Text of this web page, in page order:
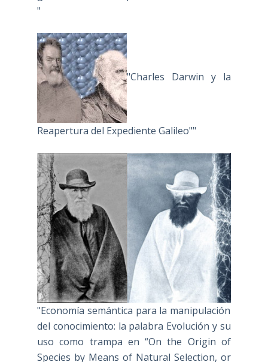
"
"Charles Darwin y la
Reapertura del Expediente Galileo""
"Economía semántica para la manipulación
del conocimiento: la palabra Evolución y su
uso como trampa en “On the Origin of
Species by Means of Natural Selection, or